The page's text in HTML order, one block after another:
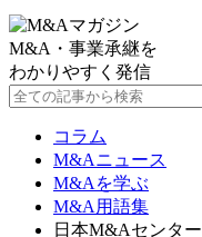
M&A・事業承継を
わかりやすく発信
コラム
M&Aニュース
M&Aを学ぶ
M&A用語集
日本M&Aセンター